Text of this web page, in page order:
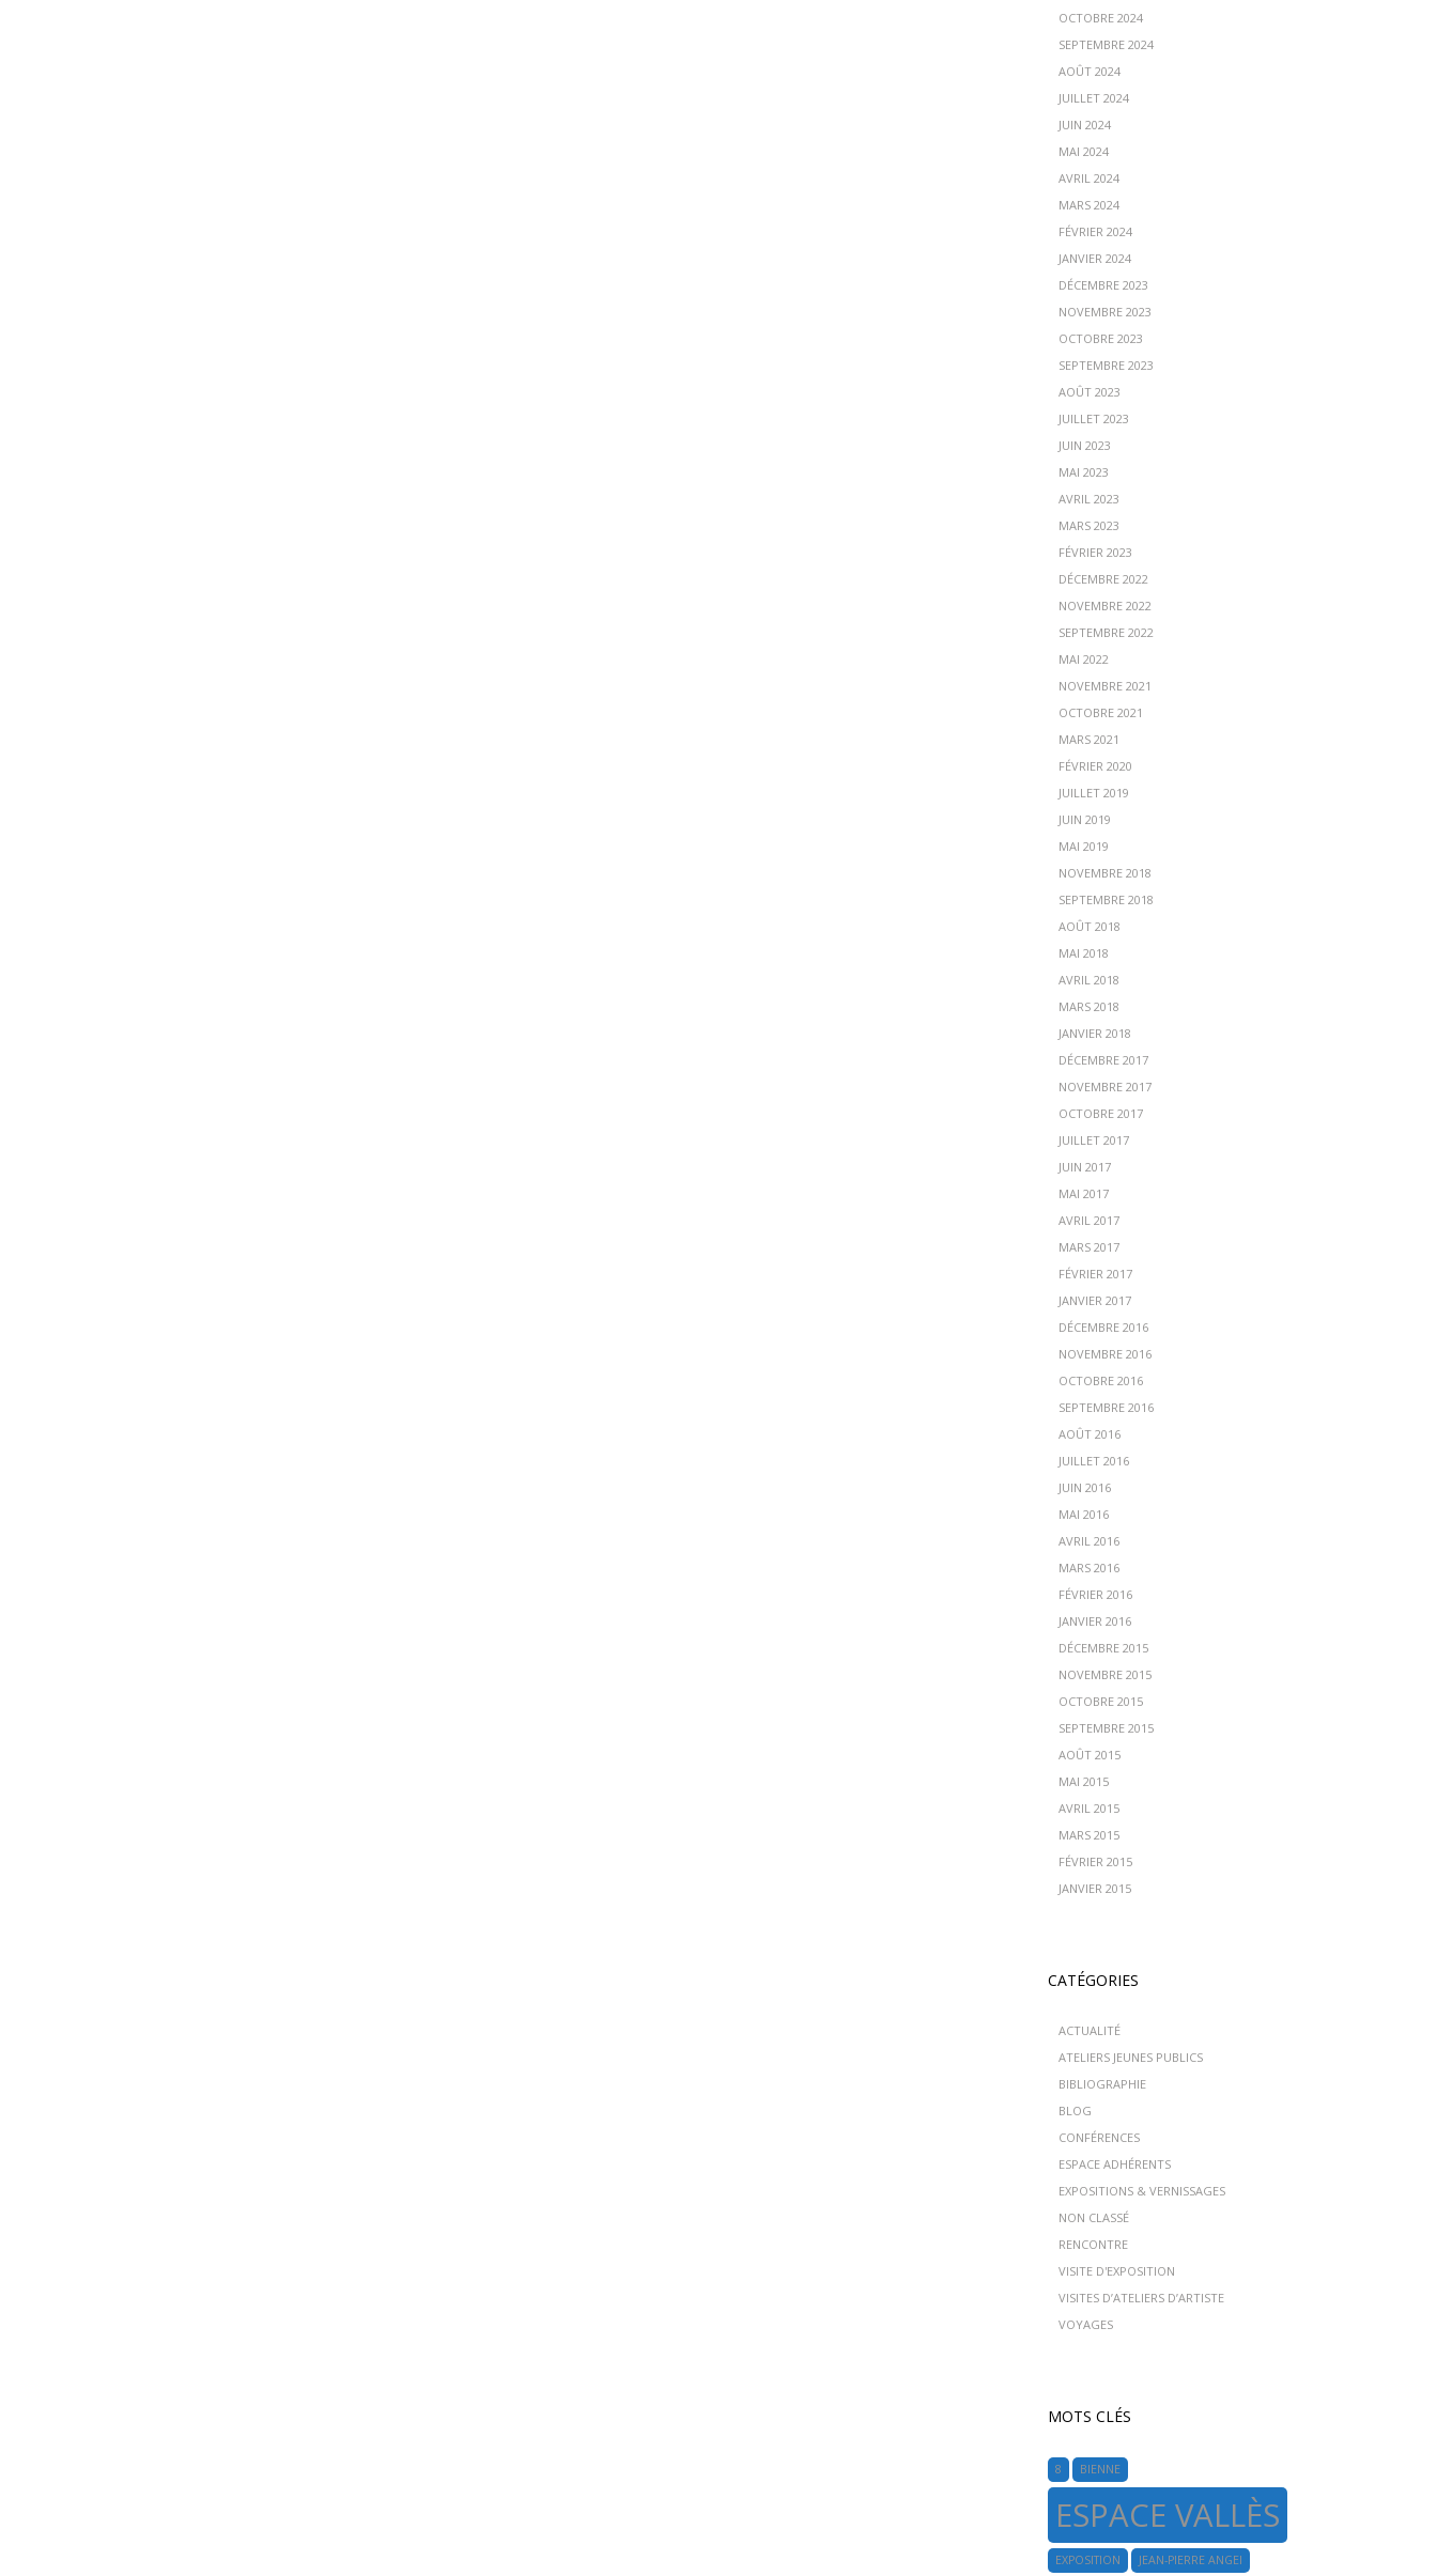
OCTOBRE 2024
SEPTEMBRE 2024
AOÛT 2024
JUILLET 2024
JUIN 2024
MAI 2024
AVRIL 2024
MARS 2024
FÉVRIER 2024
JANVIER 2024
DÉCEMBRE 2023
NOVEMBRE 2023
OCTOBRE 2023
SEPTEMBRE 2023
AOÛT 2023
JUILLET 2023
JUIN 2023
MAI 2023
AVRIL 2023
MARS 2023
FÉVRIER 2023
DÉCEMBRE 2022
NOVEMBRE 2022
SEPTEMBRE 2022
MAI 2022
NOVEMBRE 2021
OCTOBRE 2021
MARS 2021
FÉVRIER 2020
JUILLET 2019
JUIN 2019
MAI 2019
NOVEMBRE 2018
SEPTEMBRE 2018
AOÛT 2018
MAI 2018
AVRIL 2018
MARS 2018
JANVIER 2018
DÉCEMBRE 2017
NOVEMBRE 2017
OCTOBRE 2017
JUILLET 2017
JUIN 2017
MAI 2017
AVRIL 2017
MARS 2017
FÉVRIER 2017
JANVIER 2017
DÉCEMBRE 2016
NOVEMBRE 2016
OCTOBRE 2016
SEPTEMBRE 2016
AOÛT 2016
JUILLET 2016
JUIN 2016
MAI 2016
AVRIL 2016
MARS 2016
FÉVRIER 2016
JANVIER 2016
DÉCEMBRE 2015
NOVEMBRE 2015
OCTOBRE 2015
SEPTEMBRE 2015
AOÛT 2015
MAI 2015
AVRIL 2015
MARS 2015
FÉVRIER 2015
JANVIER 2015
CATÉGORIES
ACTUALITÉ
ATELIERS JEUNES PUBLICS
BIBLIOGRAPHIE
BLOG
CONFÉRENCES
ESPACE ADHÉRENTS
EXPOSITIONS & VERNISSAGES
NON CLASSÉ
RENCONTRE
VISITE D'EXPOSITION
VISITES D’ATELIERS D’ARTISTE
VOYAGES
MOTS CLÉS
8 BIENNE
ESPACE VALLÈS
EXPOSITION JEAN-PIERRE ANGEI